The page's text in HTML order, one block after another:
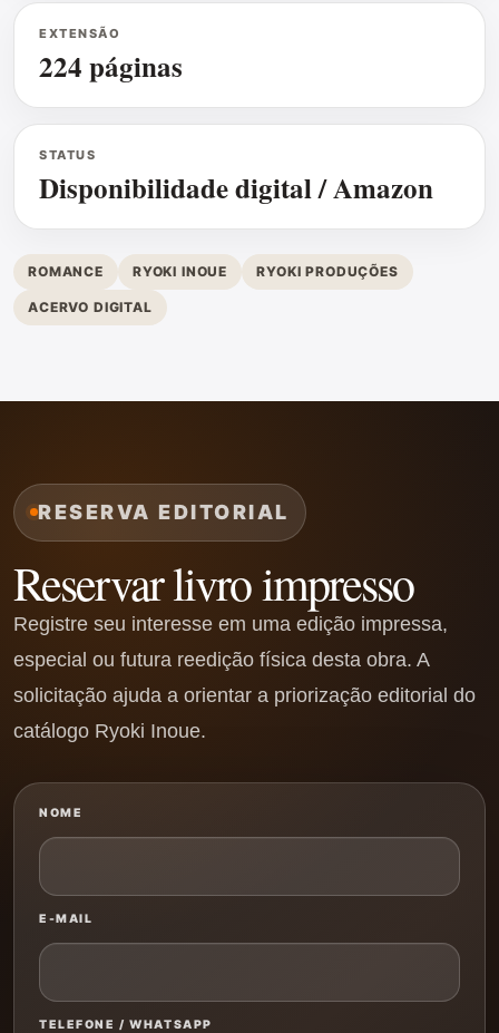
EXTENSÃO
224 páginas
STATUS
Disponibilidade digital / Amazon
ROMANCE RYOKI INOUE RYOKI PRODUÇÕES
ACERVO DIGITAL
RESERVA EDITORIAL
Reservar livro impresso
Registre seu interesse em uma edição impressa,
especial ou futura reedição física desta obra. A
solicitação ajuda a orientar a priorização editorial do
catálogo Ryoki Inoue.
NOME
E-MAIL
TELEFONE / WHATSAPP